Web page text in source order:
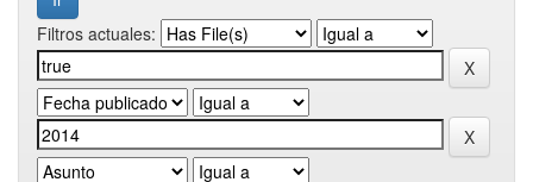
Filtros actuales: